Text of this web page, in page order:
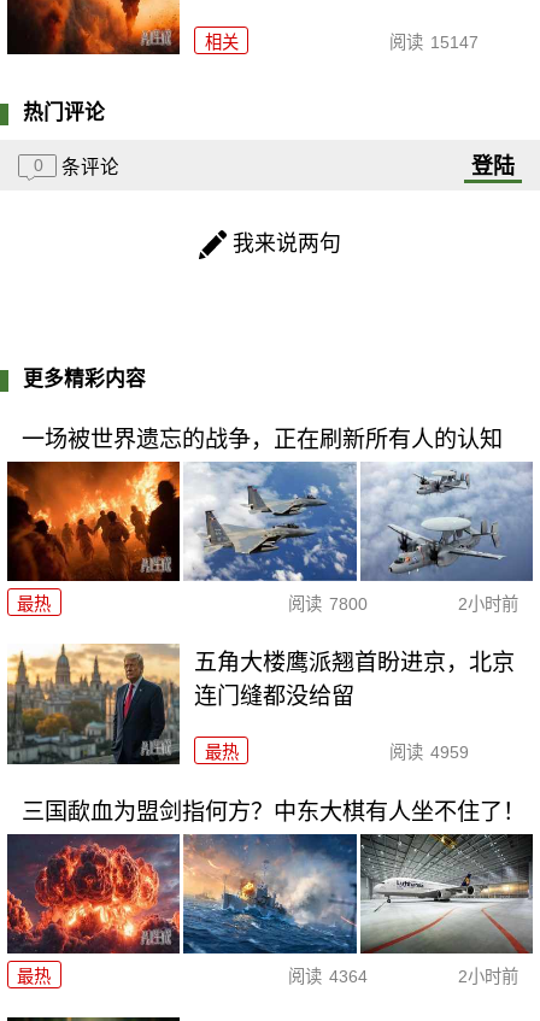
相关 阅读 15147
热门评论
0 条评论 登陆
我来说两句
更多精彩内容
一场被世界遗忘的战争，正在刷新所有人的认知
最热 阅读 7800 2小时前
五角大楼鹰派翘首盼进京，北京
连门缝都没给留
最热 阅读 4959
三国歃血为盟剑指何方？中东大棋有人坐不住了！
最热 阅读 4364 2小时前